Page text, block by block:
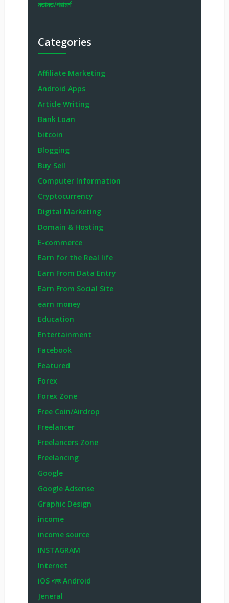
মতামত/পরামর্শ
Categories
Affiliate Marketing
Android Apps
Article Writing
Bank Loan
bitcoin
Blogging
Buy Sell
Computer Information
Cryptocurrency
Digital Marketing
Domain & Hosting
E-commerce
Earn for the Real life
Earn From Data Entry
Earn From Social Site
earn money
Education
Entertainment
Facebook
Featured
Forex
Forex Zone
Free Coin/Airdrop
Freelancer
Freelancers Zone
Freelancing
Google
Google Adsense
Graphic Design
income
income source
INSTAGRAM
Internet
iOS এবং Android
Jeneral